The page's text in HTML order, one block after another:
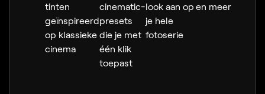
tinten
geïnspireerd
op klassieke
cinema
cinematic-
presets
die je met
één klik
toepast
look aan op
je hele
fotoserie
en meer